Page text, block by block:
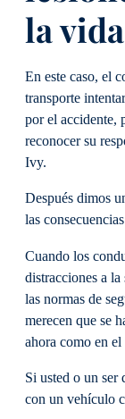
la vida
En este caso, el
transporte
por el accidente,
reconocer su
Ivy.
Después dimos
las
Cuando los
distracciones a
las normas de
merecen que se
ahora como en
Si usted o un ser
con un vehículo